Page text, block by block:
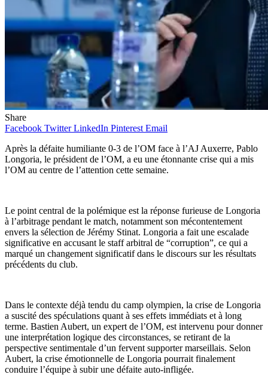
Share
Facebook Twitter LinkedIn Pinterest Email
Après la défaite humiliante 0-3 de l’OM face à l’AJ Auxerre, Pablo
Longoria, le président de l’OM, ​​a eu une étonnante crise qui a mis
l’OM au centre de l’attention cette semaine.
Le point central de la polémique est la réponse furieuse de Longoria
à l’arbitrage pendant le match, notamment son mécontentement
envers la sélection de Jérémy Stinat. Longoria a fait une escalade
significative en accusant le staff arbitral de “corruption”, ce qui a
marqué un changement significatif dans le discours sur les résultats
précédents du club.
Dans le contexte déjà tendu du camp olympien, la crise de Longoria
a suscité des spéculations quant à ses effets immédiats et à long
terme. Bastien Aubert, un expert de l’OM, ​​est intervenu pour donner
une interprétation logique des circonstances, se retirant de la
perspective sentimentale d’un fervent supporter marseillais. Selon
Aubert, la crise émotionnelle de Longoria pourrait finalement
conduire l’équipe à subir une défaite auto-infligée.